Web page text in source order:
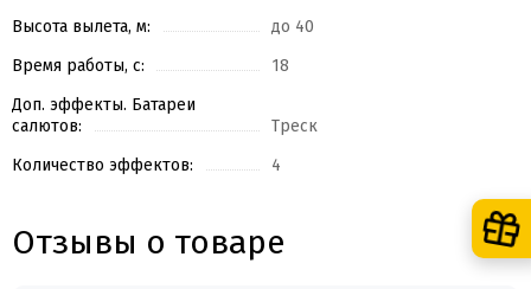
Высота вылета, м:
до 40
Время работы, с:
18
Доп. эффекты. Батареи
салютов:
Треск
Количество эффектов:
4
Отзывы о товаре